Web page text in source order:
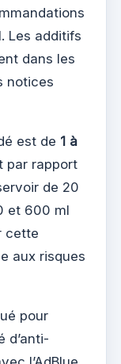
Les additifs
dans les
notices
est de 1 à
par rapport
de 20
et 600 ml
cette
aux risques
pour
d’anti-